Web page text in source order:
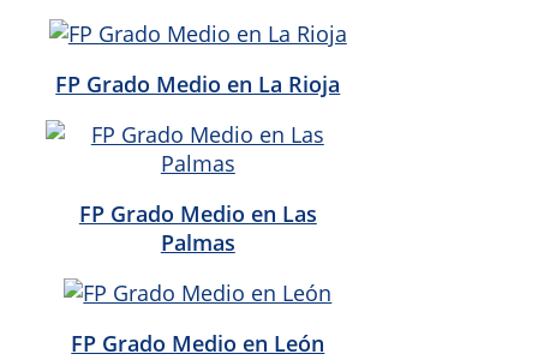
FP Grado Medio en La Rioja
FP Grado Medio en Las
Palmas
FP Grado Medio en León